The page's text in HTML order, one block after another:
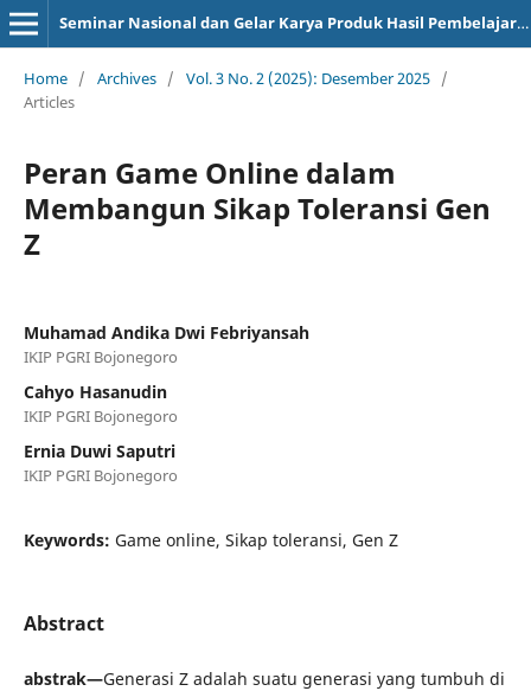
Seminar Nasional dan Gelar Karya Produk Hasil Pembelajaran
Home / Archives / Vol. 3 No. 2 (2025): Desember 2025 /
Articles
Peran Game Online dalam
Membangun Sikap Toleransi Gen
Z
Muhamad Andika Dwi Febriyansah
IKIP PGRI Bojonegoro
Cahyo Hasanudin
IKIP PGRI Bojonegoro
Ernia Duwi Saputri
IKIP PGRI Bojonegoro
Keywords: Game online, Sikap toleransi, Gen Z
Abstract
abstrak—Generasi Z adalah suatu generasi yang tumbuh di